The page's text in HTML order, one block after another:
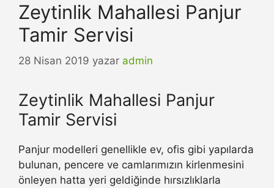
Zeytinlik Mahallesi Panjur
Tamir Servisi
28 Nisan 2019 yazar admin
Zeytinlik Mahallesi Panjur
Tamir Servisi
Panjur modelleri genellikle ev, ofis gibi yapılarda
bulunan, pencere ve camlarımızın kirlenmesini
önleyen hatta yeri geldiğinde hırsızlıklarla